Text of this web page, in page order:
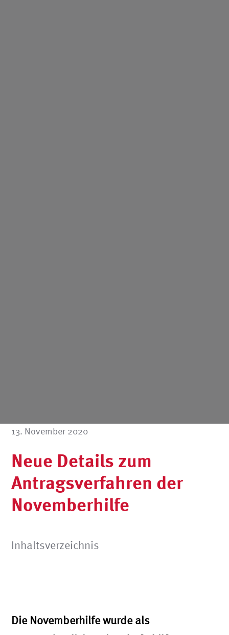
13. November 2020
Neue Details zum
Antragsverfahren der
Novemberhilfe
Inhaltsverzeichnis
Die Novemberhilfe wurde als